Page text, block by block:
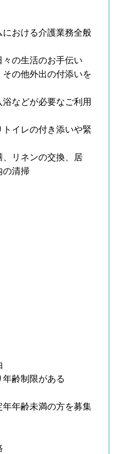
における介護業務全般
々の生活のお手伝い
その他外出の付添いを
浴などが必要なご利用
トイレの付き添いや緊
、リネンの交換、居
の清掃
齢制限がある
年齢未満の方を募集